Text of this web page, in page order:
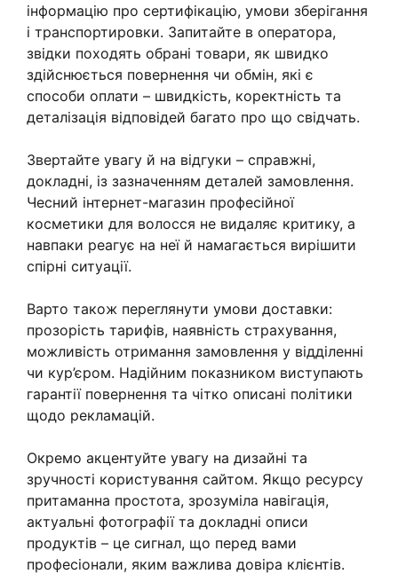
інформацію про сертифікацію, умови зберігання
і транспортировки. Запитайте в оператора,
звідки походять обрані товари, як швидко
здійснюється повернення чи обмін, які є
способи оплати – швидкість, коректність та
деталізація відповідей багато про що свідчать.
Звертайте увагу й на відгуки – справжні,
докладні, із зазначенням деталей замовлення.
Чесний інтернет-магазин професійної
косметики для волосся не видаляє критику, а
навпаки реагує на неї й намагається вирішити
спірні ситуації.
Варто також переглянути умови доставки:
прозорість тарифів, наявність страхування,
можливість отримання замовлення у відділенні
чи кур’єром. Надійним показником виступають
гарантії повернення та чітко описані політики
щодо рекламацій.
Окремо акцентуйте увагу на дизайні та
зручності користування сайтом. Якщо ресурсу
притаманна простота, зрозуміла навігація,
актуальні фотографії та докладні описи
продуктів – це сигнал, що перед вами
професіонали, яким важлива довіра клієнтів.